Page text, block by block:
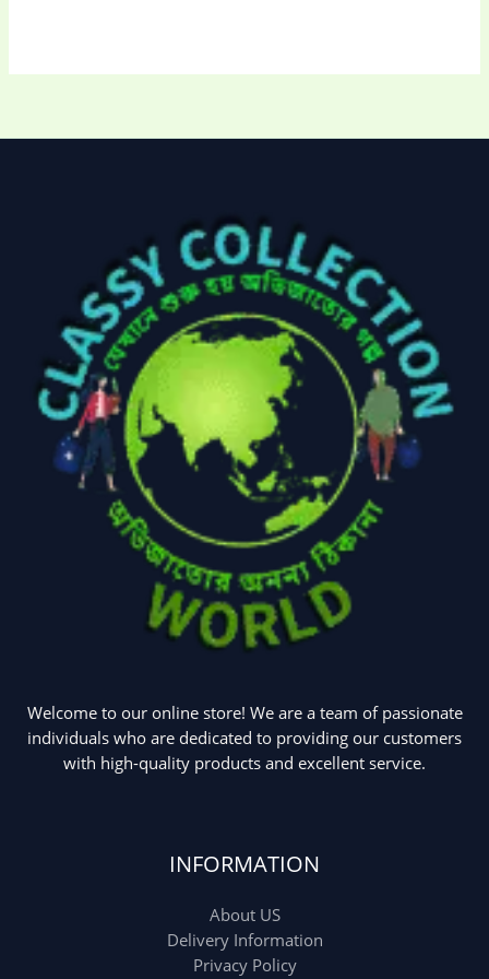
Welcome to our online store! We are a team of passionate
individuals who are dedicated to providing our customers
with high-quality products and excellent service.
INFORMATION
About US
Delivery Information
Privacy Policy